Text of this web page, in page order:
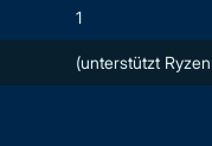
1
(unterstützt